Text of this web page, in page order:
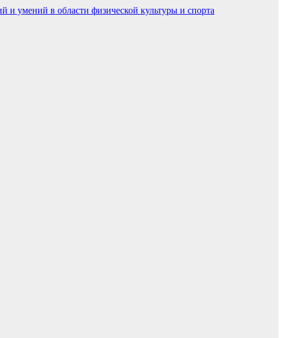
и умений в области физической культуры и спорта